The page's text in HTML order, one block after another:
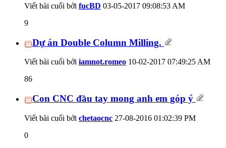
Viết bài cuối bởi fucBD 03-05-2017 09:08:53 AM
9
Dự án Double Column Milling.
Viết bài cuối bởi iamnot.romeo 10-02-2017 07:49:25 AM
86
Con CNC đầu tay mong anh em góp ý
Viết bài cuối bởi chetaocnc 27-08-2016 01:02:39 PM
0